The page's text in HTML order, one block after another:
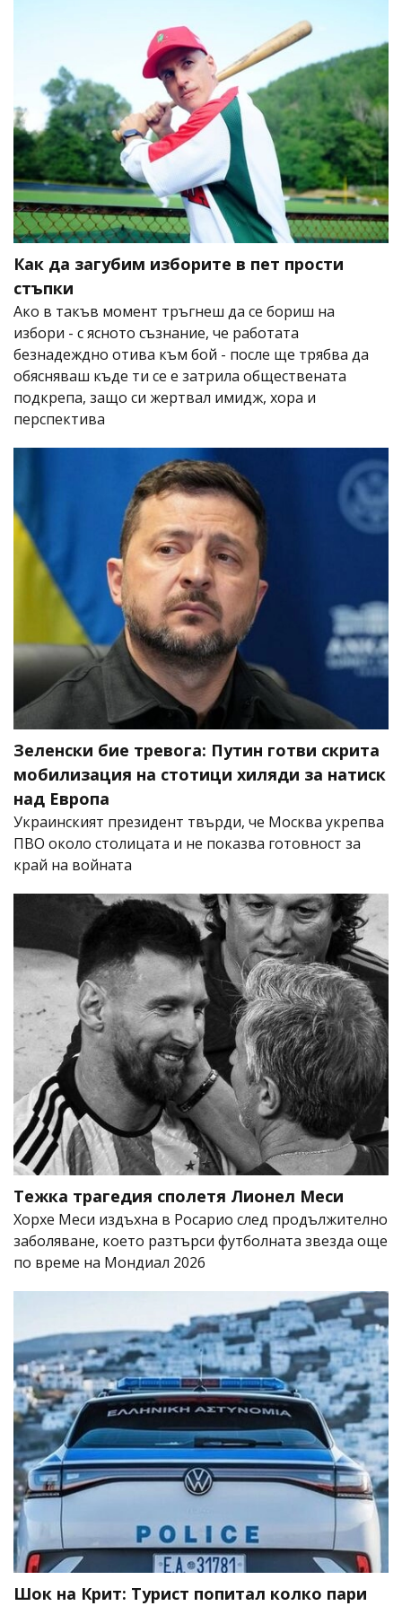
Как да загубим изборите в пет прости
стъпки
Ако в такъв момент тръгнеш да се бориш на
избори - с ясното съзнание, че работата
безнадеждно отива към бой - после ще трябва да
обясняваш къде ти се е затрила обществената
подкрепа, защо си жертвал имидж, хора и
перспектива
Зеленски бие тревога: Путин готви скрита
мобилизация на стотици хиляди за натиск
над Европа
Украинският президент твърди, че Москва укрепва
ПВО около столицата и не показва готовност за
край на войната
Тежка трагедия сполетя Лионел Меси
Хорхе Меси издъхна в Росарио след продължително
заболяване, което разтърси футболната звезда още
по време на Мондиал 2026
Шок на Крит: Турист попитал колко пари